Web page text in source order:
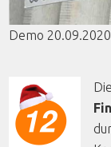
Demo